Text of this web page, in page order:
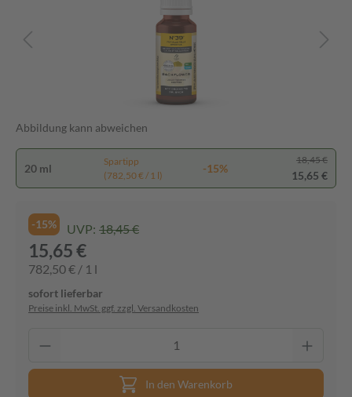
Abbildung kann abweichen
20 ml
Spartipp
(782,50 € / 1 l)
-15%
18,45 €
15,65 €
-15% UVP: 18,45 €
15,65 €
782,50 € / 1 l
sofort lieferbar
Preise inkl. MwSt. ggf. zzgl. Versandkosten
In den Warenkorb